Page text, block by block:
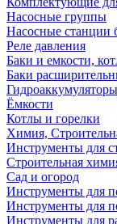
Насосные группы
Насосные станции
Реле давления
Баки и емкости,
Баки
Гидроаккумуляторы
Ёмкости
Котлы и горелки
Химия,
Инструменты для
Строительная
Сад и огород
Инструменты для
Инструменты для
Инструменты для